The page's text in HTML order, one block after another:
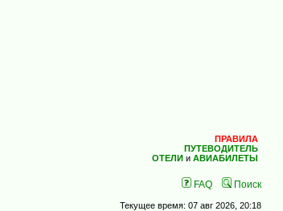
ПРАВИЛА
ПУТЕВОДИТЕЛЬ
ОТЕЛИ и АВИАБИЛЕТЫ
FAQ Поиск
Текущее время: 07 авг 2026, 20:18